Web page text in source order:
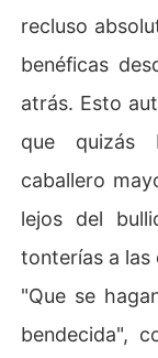
recluso
benéficas
atrás. Esto
que quizás
caballero
lejos del
tonterías a las
"Que se
bendecida",